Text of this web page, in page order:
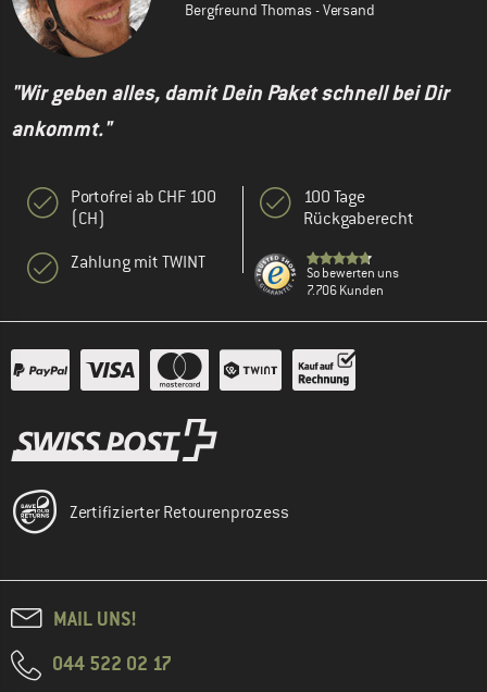
Bergfreund Thomas - Versand
"Wir geben alles, damit Dein Paket schnell bei Dir
ankommt."
Portofrei ab CHF 100
(CH)
Zahlung mit TWINT
100 Tage
Rückgaberecht
So bewerten uns
7.706 Kunden
Zertifizierter Retourenprozess
MAIL UNS!
044 522 02 17